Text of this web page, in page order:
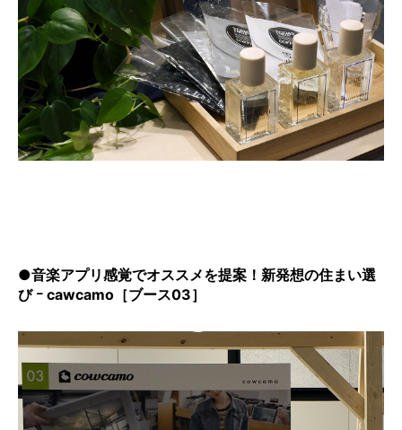
●音楽アプリ感覚でオススメを提案！新発想の住まい選
び ｰ cawcamo［ブース03］